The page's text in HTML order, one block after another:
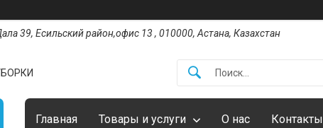
39, Есильский район,офис 13 , 010000, Астана, Казахстан
Главная Товары и услуги О нас Контакты